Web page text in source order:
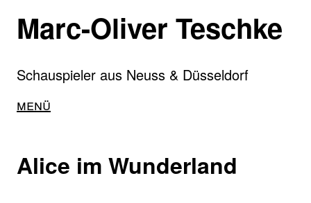
InhaltMarc-Oliver Teschke
Schauspieler aus Neuss & Düsseldorf
MainMenü
Alice im Wunderland